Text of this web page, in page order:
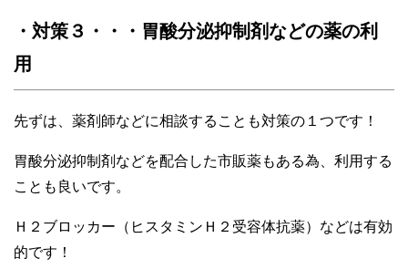
・対策３・・・胃酸分泌抑制剤などの薬の利
用
先ずは、薬剤師などに相談することも対策の１つです！
胃酸分泌抑制剤などを配合した市販薬もある為、利用する
ことも良いです。
Ｈ２ブロッカー（ヒスタミンＨ２受容体抗薬）などは有効
的です！